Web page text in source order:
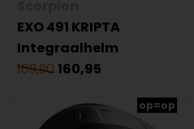
EXO 491 KRIPTA
Integraalhelm
169,90 160,95
op=op